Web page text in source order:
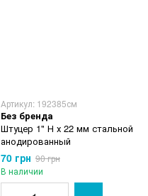
Артикул: 192385см
Без бренда
Штуцер 1" Н х 22 мм стальной
анодированный
70 грн 90 грн
В наличии